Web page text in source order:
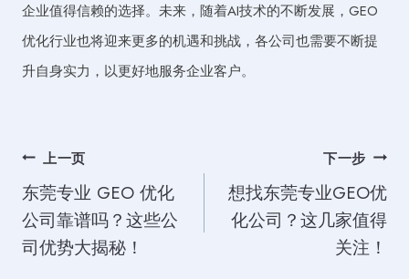
企业值得信赖的选择。未来，随着AI技术的不断发展，GEO
优化行业也将迎来更多的机遇和挑战，各公司也需要不断提
升自身实力，以更好地服务企业客户。
文
章
导
上一页
东莞专业 GEO 优化
公司靠谱吗？这些公
司优势大揭秘！
下一步
想找东莞专业GEO优
化公司？这几家值得
关注！